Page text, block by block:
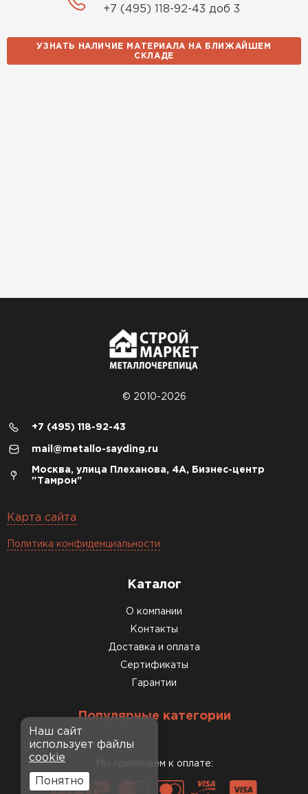
+7 (495) 118-92-43 доб 3
УЗНАТЬ НАЛИЧИЕ МАТЕРИАЛА НА БЛИЖАЙШЕМ
СКЛАДЕ
© 2010-2026
+7 (495) 118-92-43
mail@metallo-sayding.ru
Москва, улица Плеханова, 4А, Бизнес-центр
"Тамрон"
Карта сайта
Политика конфиденциальности
Каталог
О компании
Контакты
Доставка и оплата
Сертификаты
Гарантии
Популярные категории
Мы принимаем к оплате:
Наш сайт
использует файлы
cookie
Понятно